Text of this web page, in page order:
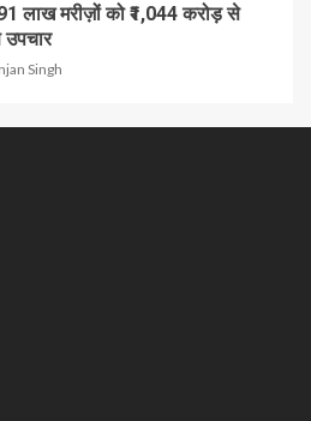
लाख मरीज़ों को ₹1,044 करोड़ से
Singh